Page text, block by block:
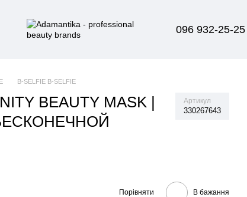
096 932-25-25
B-SELFIE B-SELFIE
BEAUTY MASK |
Артикул
330267643
Порівняти В бажання